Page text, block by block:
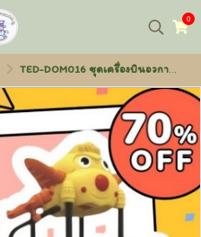
0
TED-DOM016 ชุดเครื่องบินอวกาศ 220x540x340 ซม.